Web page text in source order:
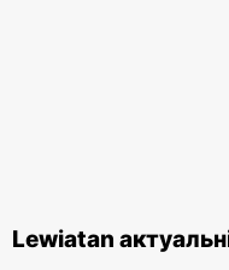
Lewiatan